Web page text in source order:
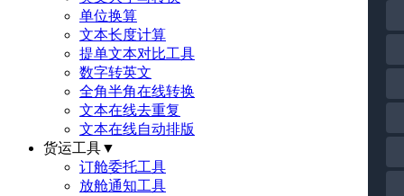
单位换算
文本长度计算
提单文本对比工具
数字转英文
全角半角在线转换
文本在线去重复
文本在线自动排版
货运工具▼
订舱委托工具
放舱通知工具